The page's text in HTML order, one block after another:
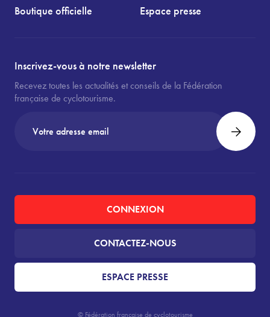
Boutique officielle
Espace presse
Inscrivez-vous à notre newsletter
Recevez toutes les actualités et conseils de la Fédération
française de cyclotourisme.
CONNEXION
CONTACTEZ-NOUS
ESPACE PRESSE
© Fédération française de cyclotourisme